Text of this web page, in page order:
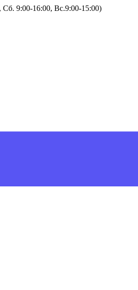
9:00-16:00, Вс.9:00-15:00)